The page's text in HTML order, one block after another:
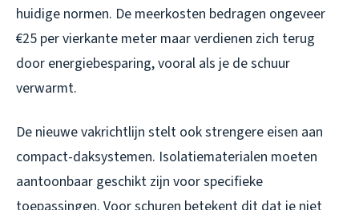
huidige normen. De meerkosten bedragen ongeveer
€25 per vierkante meter maar verdienen zich terug
door energiebesparing, vooral als je de schuur
verwarmt.
De nieuwe vakrichtlijn stelt ook strengere eisen aan
compact-daksystemen. Isolatiematerialen moeten
aantoonbaar geschikt zijn voor specifieke